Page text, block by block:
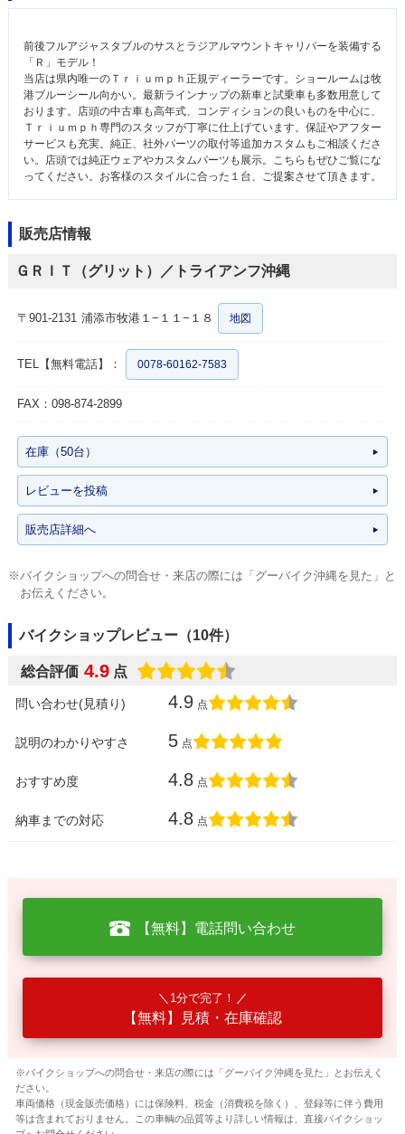
前後フルアジャスタブルのサスとラジアルマウントキャリパーを装備する
「Ｒ」モデル！
当店は県内唯一のＴｒｉｕｍｐｈ正規ディーラーです。ショールームは牧
港ブルーシール向かい。最新ラインナップの新車と試乗車も多数用意して
おります。店頭の中古車も高年式、コンディションの良いものを中心に、
Ｔｒｉｕｍｐｈ専門のスタッフが丁寧に仕上げています。保証やアフター
サービスも充実。純正、社外パーツの取付等追加カスタムもご相談くださ
い。店頭では純正ウェアやカスタムパーツも展示。こちらもぜひご覧にな
ってください。お客様のスタイルに合った１台、ご提案させて頂きます。
販売店情報
ＧＲＩＴ（グリット）／トライアンフ沖縄
〒901-2131 浦添市牧港１−１１−１８ 地図
TEL【無料電話】： 0078-60162-7583
FAX：098-874-2899
在庫（50台）
レビューを投稿
販売店詳細へ
※バイクショップへの問合せ・来店の際には「グーバイク沖縄を見た」と
お伝えください。
バイクショップレビュー（10件）
総合評価 4.9 点
問い合わせ(見積り) 4.9 点
説明のわかりやすさ 5 点
おすすめ度 4.8 点
納車までの対応 4.8 点
【無料】電話問い合わせ
1分で完了！
【無料】見積・在庫確認
※バイクショップへの問合せ・来店の際には「グーバイク沖縄を見た」とお伝えく
ださい。
車両価格（現金販売価格）には保険料、税金（消費税を除く）、登録等に伴う費用
等は含まれておりません。この車輌の品質等より詳しい情報は、直接バイクショッ